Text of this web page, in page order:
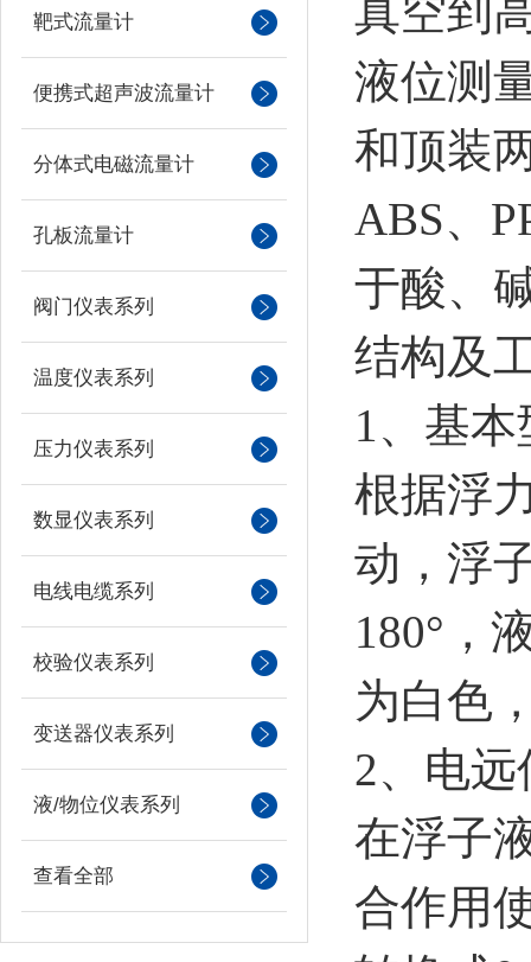
靶式流量计
便携式超声波流量计
分体式电磁流量计
孔板流量计
阀门仪表系列
温度仪表系列
压力仪表系列
数显仪表系列
电线电缆系列
校验仪表系列
变送器仪表系列
液/物位仪表系列
查看全部
真空到
液位测
和顶装
ABS、
于酸、
结构及
1、基本
根据浮
动，浮
180°，
为白色
2、电远
在浮子
合作用